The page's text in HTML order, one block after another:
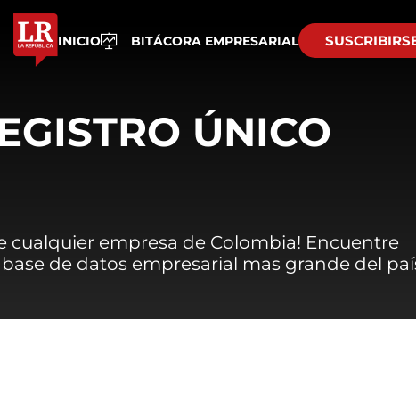
INICIO BITÁCORA EMPRESARIAL
ÚNICO
cualquier empresa de Colombia! Encuentre
de datos empresarial mas grande del